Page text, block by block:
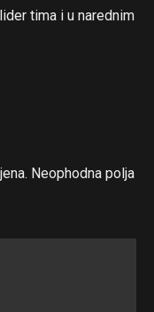
tima i u narednim
Neophodna polja